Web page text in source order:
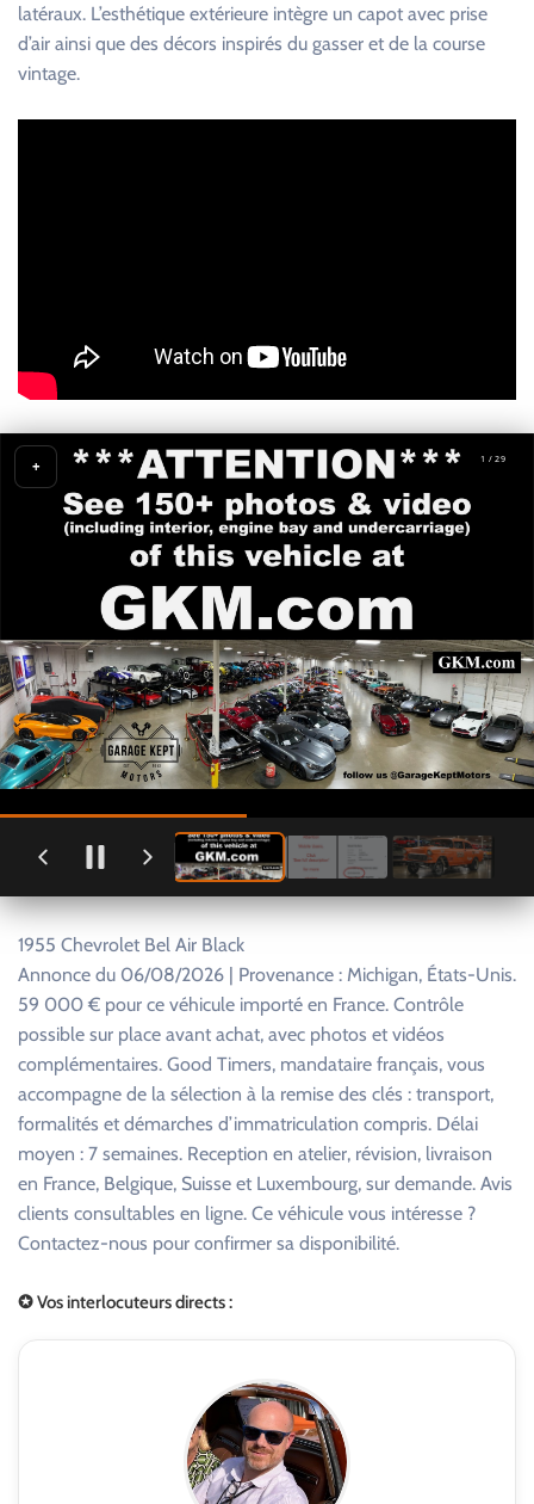
latéraux. L’esthétique extérieure intègre un capot avec prise
d’air ainsi que des décors inspirés du gasser et de la course
vintage.
1 / 29
+
1955 Chevrolet Bel Air Black
Annonce du 06/08/2026 | Provenance : Michigan, États-Unis.
59 000 € pour ce véhicule importé en France. Contrôle
possible sur place avant achat, avec photos et vidéos
complémentaires. Good Timers, mandataire français, vous
accompagne de la sélection à la remise des clés : transport,
formalités et démarches d’immatriculation compris. Délai
moyen : 7 semaines. Reception en atelier, révision, livraison
en France, Belgique, Suisse et Luxembourg, sur demande. Avis
clients consultables en ligne. Ce véhicule vous intéresse ?
Contactez-nous pour confirmer sa disponibilité.
✪ Vos interlocuteurs directs :